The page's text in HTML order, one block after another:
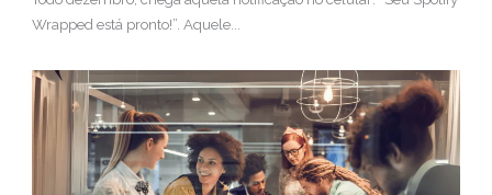
Wrapped está pronto!”. Aquele...